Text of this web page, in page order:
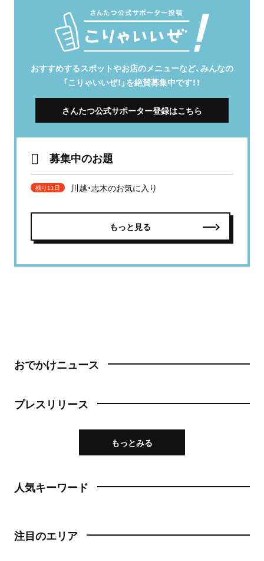
おすすめするスポットやお店のメニューなど、みんなの
「こりゃいいぜ！」を絶賛募集中です！！
さんたつ公式サポーター登録はこちら
募集中のお題
残り11日 川越・志木のお気に入り
もっと見る
おでかけニュース
プレスリリース
もっとみる
人気キーワード
注目のエリア